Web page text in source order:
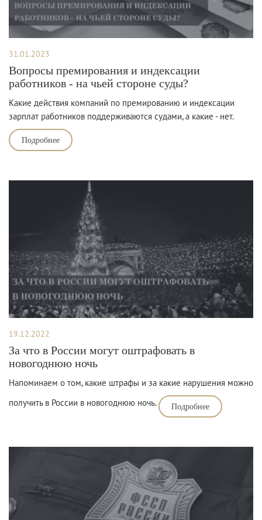
31.01.2023
Вопросы премирования и индексации
работников - на чьей стороне суды?
Какие действия компаний по премированию и индексации
зарплат работников поддерживаются судами, а какие - нет.
Подробнее
19.12.2022
За что в России могут оштрафовать в
новогоднюю ночь
Напоминаем о том, какие штрафы и за какие нарушения можно
получить в России в новогоднюю ночь.
Подробнее